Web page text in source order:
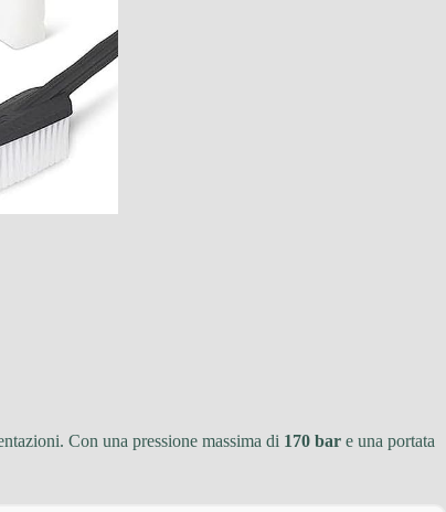
Con una pressione massima di 170 bar e una portata